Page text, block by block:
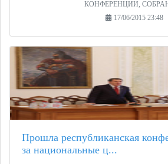
КОНФЕРЕНЦИИ,
17/06/2015 23:48
Прошла республиканская
за национальные ц...